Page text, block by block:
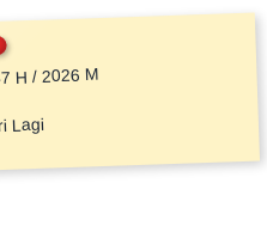
H / 2026 M
Lagi